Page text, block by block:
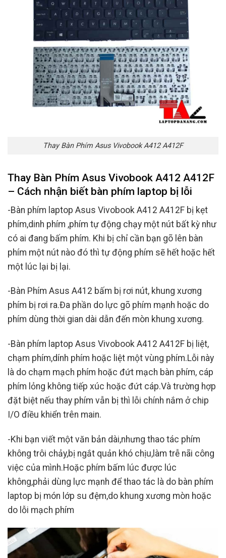
Thay Bàn Phím Asus Vivobook A412 A412F
Thay Bàn Phím Asus Vivobook A412 A412F
– Cách nhận biết bàn phím laptop bị lỗi
-Bàn phím laptop Asus Vivobook A412 A412F bị kẹt
phím,dinh phím ,phím tự động chạy một nút bất kỳ như
có ai đang bấm phím. Khi bị chỉ cần bạn gõ lên bàn
phím một nút nào đó thì tự động phím sẽ hết hoặc hết
một lúc lại bị lại.
-Bàn Phím Asus A412 bấm bị rơi nút, khung xương
phím bị rơi ra.Đa phần do lực gõ phím mạnh hoặc do
phím dùng thời gian dài dẫn đến mòn khung xương.
-Bàn phím laptop Asus Vivobook A412 A412F bị liệt,
chạm phím,dính phím hoặc liệt một vùng phím.Lỗi này
là do chạm mạch phím hoặc đứt mạch bàn phím, cáp
phím lỏng không tiếp xúc hoặc đứt cáp.Và trường hợp
đặt biệt nếu thay phím vẫn bị thì lỗi chính nắm ở chip
I/O điều khiển trên main.
-Khi bạn viết một văn bản dài,nhưng thao tác phím
không trôi chảy,bị ngắt quản khó chịu,làm trễ nãi công
việc của mình.Hoặc phím bấm lúc được lúc
không,phải dùng lực mạnh để thao tác là do bàn phím
laptop bị món lớp su đệm,do khung xương mòn hoặc
do lỗi mạch phím